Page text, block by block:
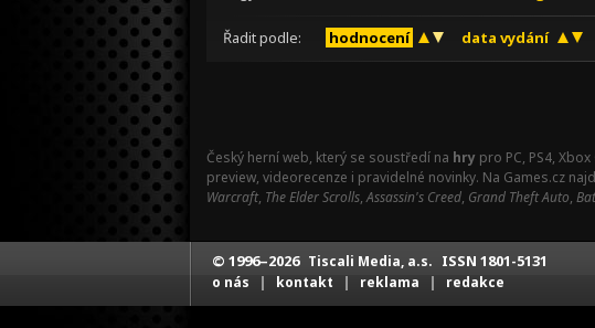
Řadit podle: hodnocení data vydání
Český herní web, který se soustředí na hry pro PC, PS4,
preview, videorecenze i pravidelné novinky. Na Games.cz
Warcraft, The Elder Scrolls,Assassin's Creed, Grand Theft Auto,
© 1996–2026 Tiscali Media, a.s. ISSN 1801-5131
o nás | kontakt | reklama | redakce